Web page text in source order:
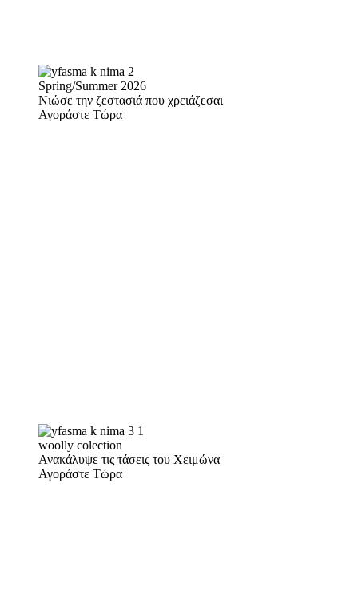
Spring/Summer 2026
Νιώσε την ζεστασιά που χρειάζεσαι
Αγοράστε Τώρα
woolly colection
Ανακάλυψε τις τάσεις του Χειμώνα
Αγοράστε Τώρα